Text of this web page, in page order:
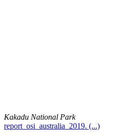
Kakadu National Park
report_osi_australia_2019. (...)